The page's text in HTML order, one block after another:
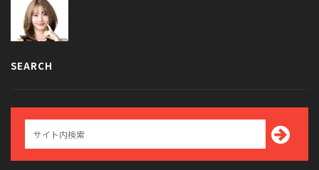
SEARCH